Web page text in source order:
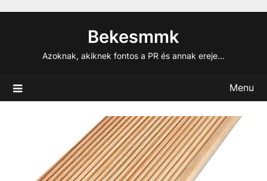
Bekesmmk
Azoknak, akiknek fontos a PR és annak ereje…
Menu